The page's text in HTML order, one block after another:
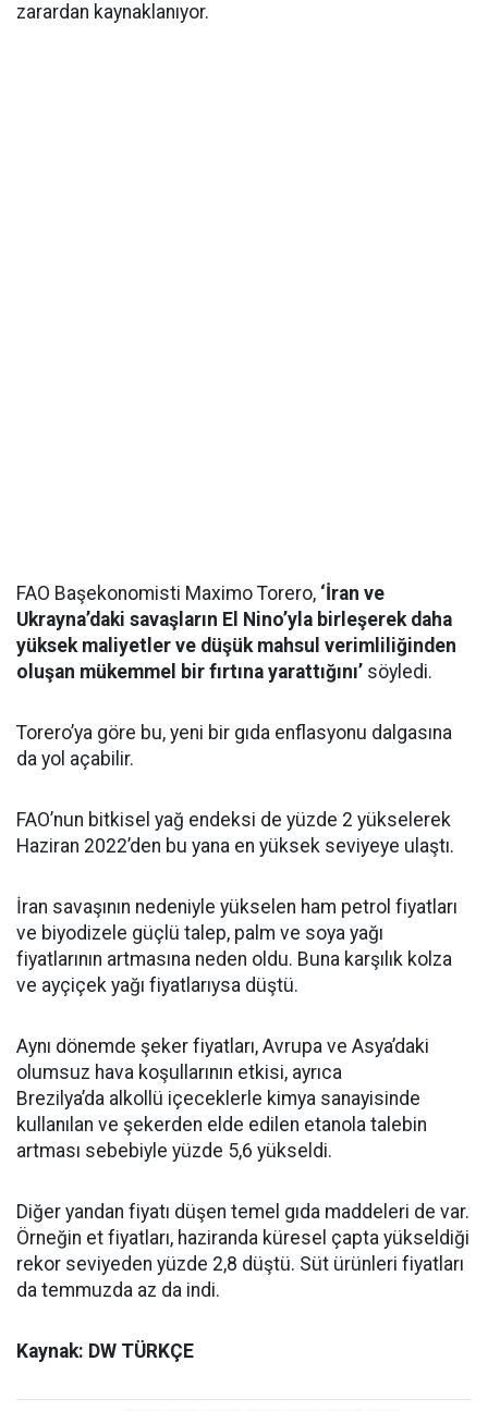
zarardan kaynaklanıyor.
FAO Başekonomisti Maximo Torero, ‘İran ve
Ukrayna’daki savaşların El Nino’yla birleşerek daha
yüksek maliyetler ve düşük mahsul verimliliğinden
oluşan mükemmel bir fırtına yarattığını’ söyledi.
Torero’ya göre bu, yeni bir gıda enflasyonu dalgasına
da yol açabilir.
FAO’nun bitkisel yağ endeksi de yüzde 2 yükselerek
Haziran 2022’den bu yana en yüksek seviyeye ulaştı.
İran savaşının nedeniyle yükselen ham petrol fiyatları
ve biyodizele güçlü talep, palm ve soya yağı
fiyatlarının artmasına neden oldu. Buna karşılık kolza
ve ayçiçek yağı fiyatlarıysa düştü.
Aynı dönemde şeker fiyatları, Avrupa ve Asya’daki
olumsuz hava koşullarının etkisi, ayrıca
Brezilya’da alkollü içeceklerle kimya sanayisinde
kullanılan ve şekerden elde edilen etanola talebin
artması sebebiyle yüzde 5,6 yükseldi.
Diğer yandan fiyatı düşen temel gıda maddeleri de var.
Örneğin et fiyatları, haziranda küresel çapta yükseldiği
rekor seviyeden yüzde 2,8 düştü. Süt ürünleri fiyatları
da temmuzda az da indi.
Kaynak: DW TÜRKÇE